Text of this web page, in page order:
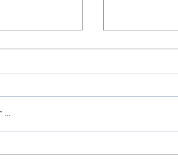
Frogner gjør
…